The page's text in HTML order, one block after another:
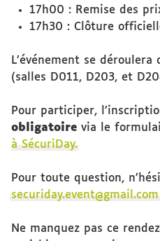
17h00 : Remise des
17h30 : Clôture
L’événement se déroulera
(salles D011, D203, et
Pour participer,
obligatoire via le
à SécuriDay.
Pour toute question,
securiday.event@gmail.com
Ne manquez pas ce